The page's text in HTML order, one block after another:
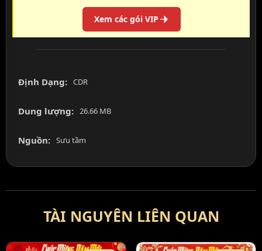
Xem các gói VIP
Định Dạng: CDR
Dung lượng: 26.66 MB
Nguồn: Sưu tầm
TÀI NGUYÊN LIÊN QUAN